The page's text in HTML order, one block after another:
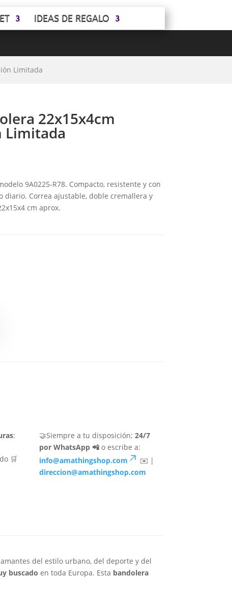
IDEAS DE REGALO
Limitada
22x15x4cm
Limitada
9A0225-R78. Compacto, resistente y con
diario. Correa ajustable, doble cremallera y
cm aprox.
:
🛒
🤝Siempre a tu disposición; 24/7
por WhatsApp 📲o escribe a:
info@amathingshop.com
✉️ |
direccion@amathingshop.com
del estilo urbano, del deporte y del
buscado en toda Europa. Esta bandolera